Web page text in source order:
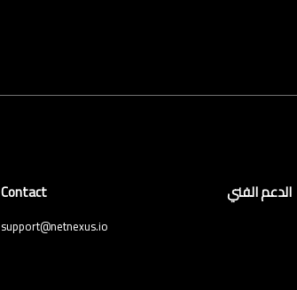
الدعم الفني Contact
support@netnexus.io